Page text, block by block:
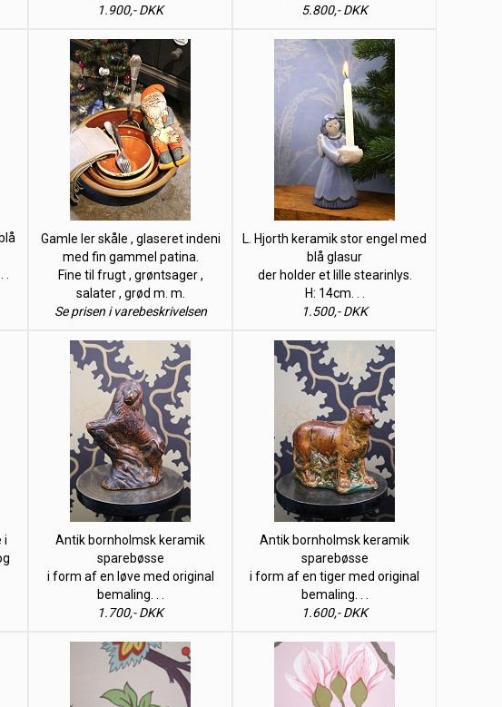
1.900,- DKK
5.800,- DKK
Gamle ler skåle , glaseret indeni
med fin gammel patina.
Fine til frugt , grøntsager ,
salater , grød m. m.
Se prisen i varebeskrivelsen
L. Hjorth keramik stor engel med
blå glasur
der holder et lille stearinlys.
H: 14cm. . .
1.500,- DKK
i
Antik bornholmsk keramik
sparebøsse
i form af en løve med original
bemaling. . .
1.700,- DKK
Antik bornholmsk keramik
sparebøsse
i form af en tiger med original
bemaling. . .
1.600,- DKK